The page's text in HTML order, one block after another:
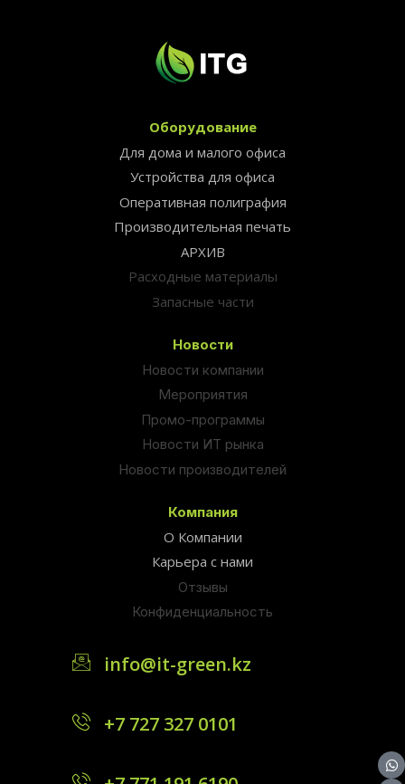
Оборудование
Для дома и малого офиса
Устройства для офиса
Оперативная полиграфия
Производительная печать
АРХИВ
Расходные материалы
Запасные части
Новости
Новости компании
Мероприятия
Промо-программы
Новости ИТ рынка
Новости производителей
Компания
О Компании
Карьера с нами
Отзывы
Конфиденциальность
info@it-green.kz
+7 727 327 0101